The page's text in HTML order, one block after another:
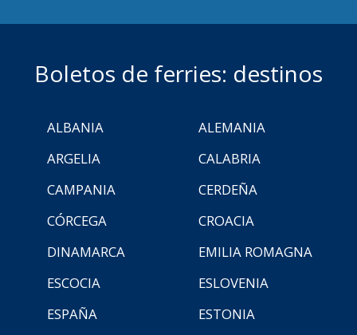
Boletos de ferries: destinos
ALBANIA
ALEMANIA
ARGELIA
CALABRIA
CAMPANIA
CERDEÑA
CÓRCEGA
CROACIA
DINAMARCA
EMILIA ROMAGNA
ESCOCIA
ESLOVENIA
ESPAÑA
ESTONIA